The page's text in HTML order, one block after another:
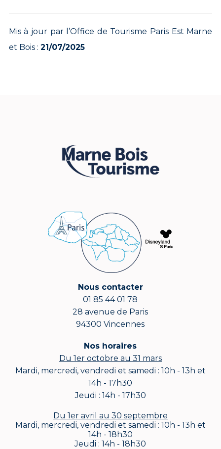
Mis à jour par l’Office de Tourisme Paris Est Marne
et Bois : 21/07/2025
Nous contacter
01 85 44 01 78
28 avenue de Paris
94300 Vincennes
Nos horaires
Du 1er octobre au 31 mars
Mardi, mercredi, vendredi et samedi : 10h - 13h et
14h - 17h30
Jeudi : 14h - 17h30
Du 1er avril au 30 septembre
Mardi, mercredi, vendredi et samedi : 10h - 13h et
14h - 18h30
Jeudi : 14h - 18h30